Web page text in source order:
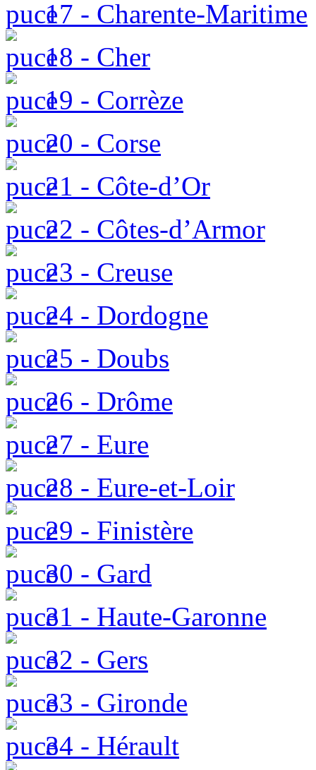
17 - Charente-Maritime
18 - Cher
19 - Corrèze
20 - Corse
21 - Côte-d’Or
22 - Côtes-d’Armor
23 - Creuse
24 - Dordogne
25 - Doubs
26 - Drôme
27 - Eure
28 - Eure-et-Loir
29 - Finistère
30 - Gard
31 - Haute-Garonne
32 - Gers
33 - Gironde
34 - Hérault